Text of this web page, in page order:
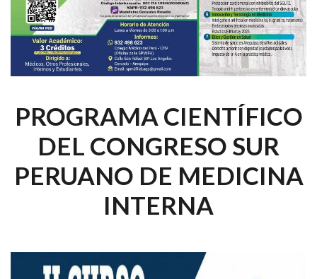
PROGRAMA CIENTÍFICO
DEL CONGRESO SUR
PERUANO DE MEDICINA
INTERNA